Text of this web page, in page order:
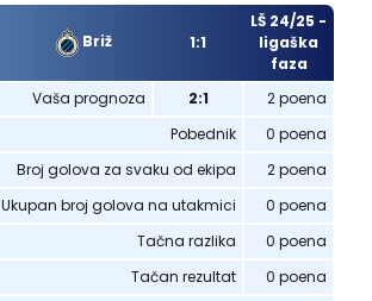
Briž 1:1
LŠ 24/25 -
ligaška
faza
Vaša prognoza
2:1
2 poena
Pobednik
0 poena
Broj golova za svaku od ekipa
2 poena
Ukupan broj golova na utakmici
0 poena
Tačna razlika
0 poena
Tačan rezultat
0 poena